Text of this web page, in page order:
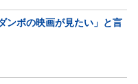
ンボの映画が見たい」と言